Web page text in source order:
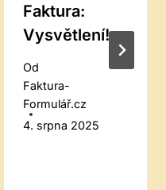
Faktura:
Vysvětlení!
Od
Faktura-
Formulář.cz
4. srpna 2025